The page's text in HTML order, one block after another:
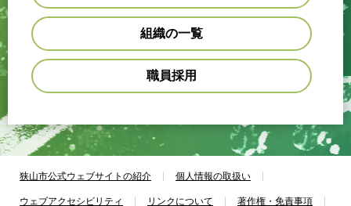
組織の一覧
職員採用
狭山市公式ウェブサイトの紹介 個人情報の取扱い
ウェブアクセシビリティ リンクについて 著作権・免責事項